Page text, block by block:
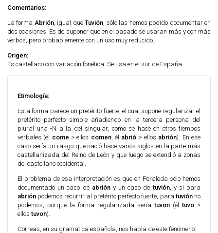
Comentarios:
La forma Abrión, igual queTuvión, sólo las hemos podido documentar en
dos ocasiones. Es de suponer que en el pasado se usaran más y con más
verbos, pero probablemente con un uso muy reducido.
Origen:
Es castellano con variación fonética. Se usa en el sur de España.
Etimología:
Esta forma parece un pretérito fuerte, el cual supone regularizar el
pretérito perfecto simple añadiendo en la tercera persona del
plural una -N a la del singular, como se hace en otros tiempos
verbales (él come > ellos comen, él abrió > ellos abrión). En ese
caso sería un rasgo que nació hace varios siglos en la parte más
castellanizada del Reino de León y que luego se extendió a zonas
del castellano occidental.
El problema de esa interpretación es que en Peraleda sólo hemos
documentado un caso de abrión y un caso detuvión, y si para
abrión podemos recurrir al pretérito perfecto fuerte, paratuvión no
podemos, porque la forma regularizada seríatuvon (éltuvo >
ellostuvon).
Correas, en su gramática española, nos habla de este fenómeno: